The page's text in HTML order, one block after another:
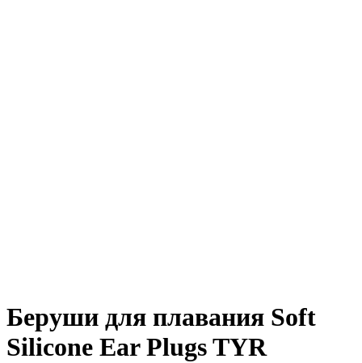
Беруши для плавания Soft
Silicone Ear Plugs TYR